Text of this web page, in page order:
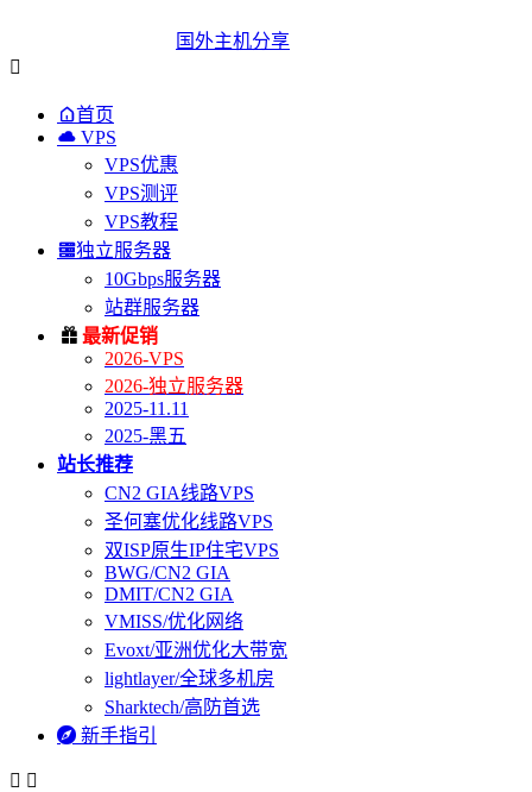
国外主机分享

首页
 VPS
VPS优惠
VPS测评
VPS教程
独立服务器
10Gbps服务器
站群服务器
 最新促销
2026-VPS
2026-独立服务器
2025-11.11
2025-黑五
站长推荐
CN2 GIA线路VPS
圣何塞优化线路VPS
双ISP原生IP住宅VPS
BWG/CN2 GIA
DMIT/CN2 GIA
VMISS/优化网络
Evoxt/亚洲优化大带宽
lightlayer/全球多机房
Sharktech/高防首选
 新手指引
 